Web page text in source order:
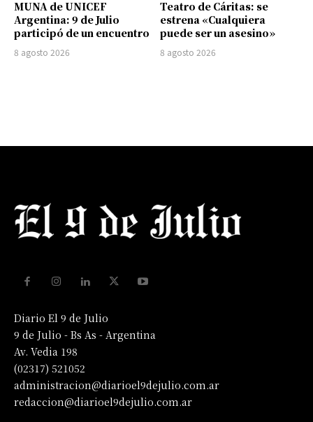
MUNA de UNICEF
Argentina: 9 de Julio
participó de un encuentro
8 agosto 2026
Teatro de Cáritas: se
estrena «Cualquiera
puede ser un asesino»
8 agosto 2026
Diario El 9 de Julio
9 de Julio - Bs As - Argentina
Av. Vedia 198
(02317) 521052
administracion@diarioel9dejulio.com.ar
redaccion@diarioel9dejulio.com.ar